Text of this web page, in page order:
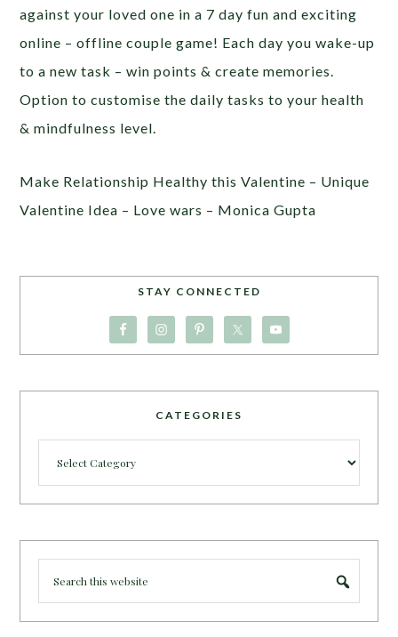
against your loved one in a 7 day fun and exciting
online – offline couple game! Each day you wake-up
to a new task – win points & create memories.
Option to customise the daily tasks to your health
& mindfulness level.
Make Relationship Healthy this Valentine – Unique
Valentine Idea – Love wars – Monica Gupta
STAY CONNECTED
CATEGORIES